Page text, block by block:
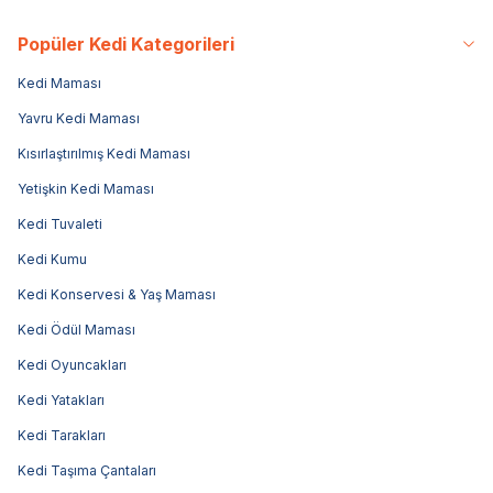
Popüler Kedi Kategorileri
Kedi Maması
Yavru Kedi Maması
Kısırlaştırılmış Kedi Maması
Yetişkin Kedi Maması
Kedi Tuvaleti
Kedi Kumu
Kedi Konservesi & Yaş Maması
Kedi Ödül Maması
Kedi Oyuncakları
Kedi Yatakları
Kedi Tarakları
Kedi Taşıma Çantaları